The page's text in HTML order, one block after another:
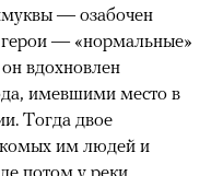
— озабочен
герои — «нормальные»
вдохновлен
имевшими место в
Тогда двое
им людей и
потом у реки